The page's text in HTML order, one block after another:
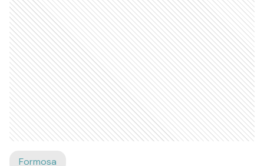
Formosa